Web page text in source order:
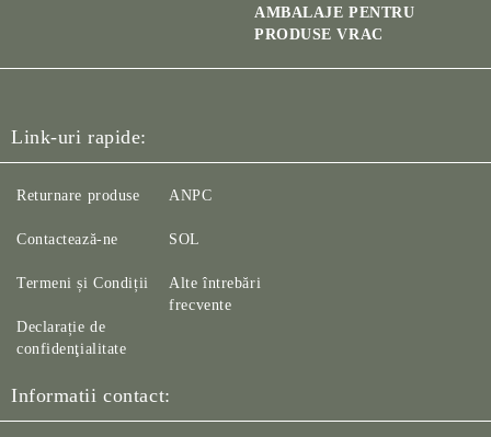
AMBALAJE PENTRU
PRODUSE VRAC
Link-uri rapide:
Returnare produse
Contactează-ne
Termeni și Condiții
Declarație de
confidenţialitate
ANPC
SOL
Alte întrebări
frecvente
Informatii contact: